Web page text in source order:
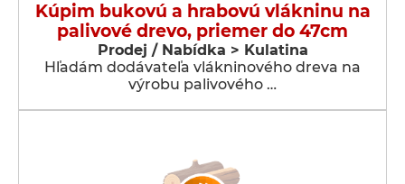
Kúpim bukovú a hrabovú vlákninu na
palivové drevo, priemer do 47cm
Prodej / Nabídka > Kulatina
Hľadám dodávateľa vlákninového dreva na
výrobu palivového …